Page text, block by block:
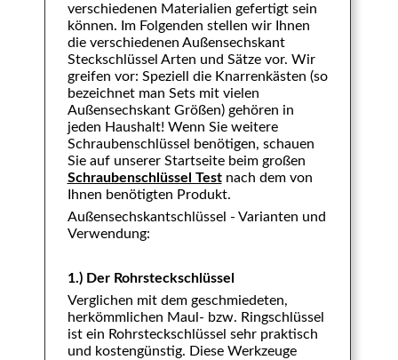
verschiedenen Materialien gefertigt sein
können. Im Folgenden stellen wir Ihnen
die verschiedenen Außensechskant
Steckschlüssel Arten und Sätze vor. Wir
greifen vor: Speziell die Knarrenkästen (so
bezeichnet man Sets mit vielen
Außensechskant Größen) gehören in
jeden Haushalt! Wenn Sie weitere
Schraubenschlüssel benötigen, schauen
Sie auf unserer Startseite beim großen
Schraubenschlüssel Testnach dem von
Ihnen benötigten Produkt.
Außensechskantschlüssel - Varianten und
Verwendung:
1.) Der Rohrsteckschlüssel
Verglichen mit dem geschmiedeten,
herkömmlichen Maul- bzw. Ringschlüssel
ist ein Rohrsteckschlüssel sehr praktisch
und kostengünstig. Diese Werkzeuge